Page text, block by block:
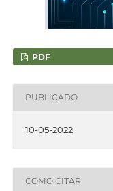
PDF
PUBLICADO
10-05-2022
COMO CITAR